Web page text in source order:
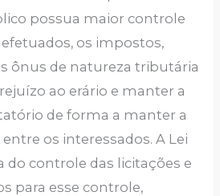
possua maior controle
os impostos,
ônus de natureza tributária
ao erário e manter a
de forma a manter a
os interessados. A Lei
do controle das licitações e
para esse controle,